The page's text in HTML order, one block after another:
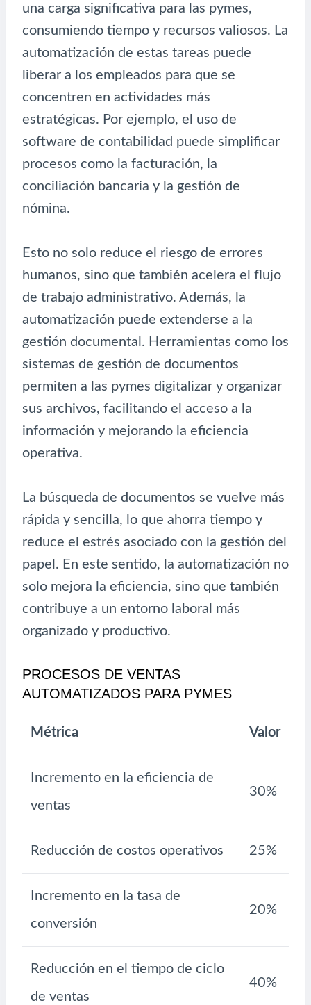
una carga significativa para las pymes,
consumiendo tiempo y recursos valiosos. La
automatización de estas tareas puede
liberar a los empleados para que se
concentren en actividades más
estratégicas. Por ejemplo, el uso de
software de contabilidad puede simplificar
procesos como la facturación, la
conciliación bancaria y la gestión de
nómina.
Esto no solo reduce el riesgo de errores
humanos, sino que también acelera el flujo
de trabajo administrativo. Además, la
automatización puede extenderse a la
gestión documental. Herramientas como los
sistemas de gestión de documentos
permiten a las pymes digitalizar y organizar
sus archivos, facilitando el acceso a la
información y mejorando la eficiencia
operativa.
La búsqueda de documentos se vuelve más
rápida y sencilla, lo que ahorra tiempo y
reduce el estrés asociado con la gestión del
papel. En este sentido, la automatización no
solo mejora la eficiencia, sino que también
contribuye a un entorno laboral más
organizado y productivo.
PROCESOS DE VENTAS
AUTOMATIZADOS PARA PYMES
Métrica Valor
Incremento en la eficiencia de
ventas
30%
Reducción de costos operativos 25%
Incremento en la tasa de
conversión
20%
Reducción en el tiempo de ciclo
de ventas
40%